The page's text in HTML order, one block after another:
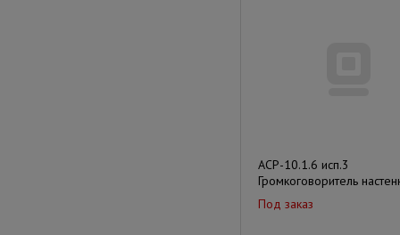
АСР-10.1.6 исп.3
Громкоговоритель
Под заказ